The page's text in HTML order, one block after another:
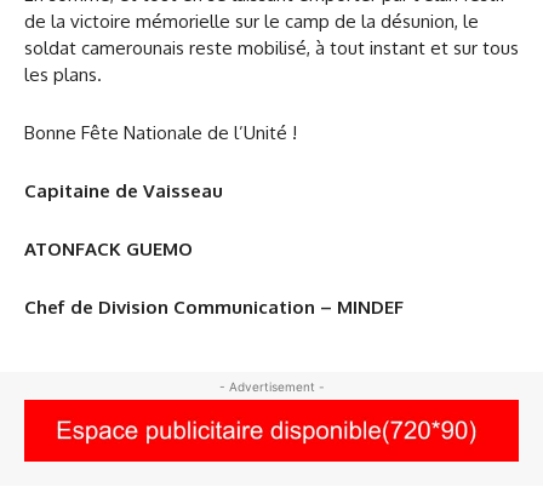
de la victoire mémorielle sur le camp de la désunion, le
soldat camerounais reste mobilisé, à tout instant et sur tous
les plans.
Bonne Fête Nationale de l’Unité !
Capitaine de Vaisseau
ATONFACK GUEMO
Chef de Division Communication – MINDEF
- Advertisement -